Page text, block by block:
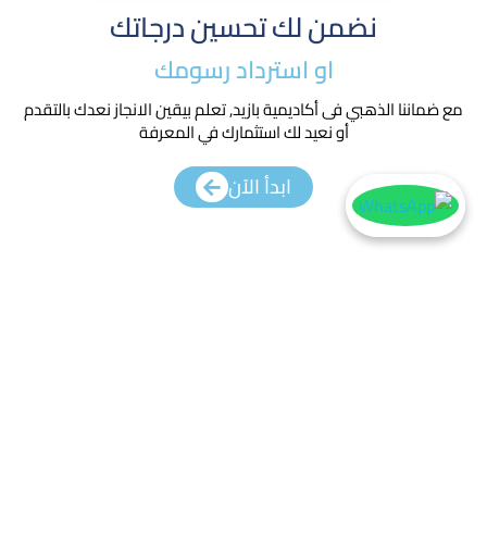
نضمن لك تحسين درجاتك
او استرداد رسومك​
مع ضماننا الذهبي فى أكاديمية بازيد, تعلم بيقين الانجاز نعدك بالتقدم
أو نعيد لك استثمارك في المعرفة
ابدأ الآن